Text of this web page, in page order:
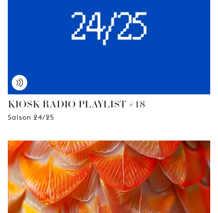
KIOSK RADIO PLAYLIST #18
Saison 24/25